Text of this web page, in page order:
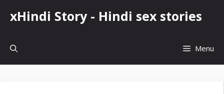
xHindi Story - Hindi sex stories
Menu